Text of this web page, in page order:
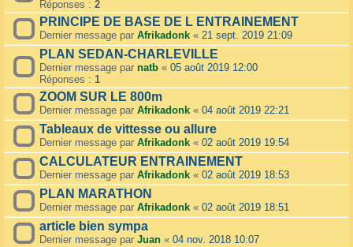
Réponses : 2
PRINCIPE DE BASE DE L ENTRAINEMENT
Dernier message par Afrikadonk « 21 sept. 2019 21:09
PLAN SEDAN-CHARLEVILLE
Dernier message par natb « 05 août 2019 12:00
Réponses : 1
ZOOM SUR LE 800m
Dernier message par Afrikadonk « 04 août 2019 22:21
Tableaux de vittesse ou allure
Dernier message par Afrikadonk « 02 août 2019 19:54
CALCULATEUR ENTRAINEMENT
Dernier message par Afrikadonk « 02 août 2019 18:53
PLAN MARATHON
Dernier message par Afrikadonk « 02 août 2019 18:51
article bien sympa
Dernier message par Juan « 04 nov. 2018 10:07